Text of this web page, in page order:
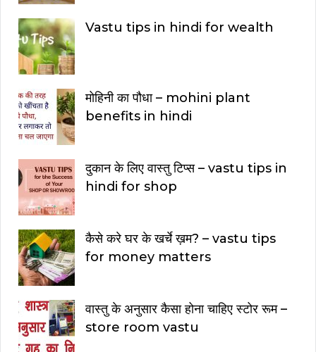
Vastu tips in hindi for wealth
मोहिनी का पौधा – mohini plant
benefits in hindi
दुकान के लिए वास्तु टिप्स – vastu tips in
hindi for shop
कैसे करे घर के खर्चे ख़म? – vastu tips
for money matters
वास्तु के अनुसार कैसा होना चाहिए स्टोर रूम –
store room vastu